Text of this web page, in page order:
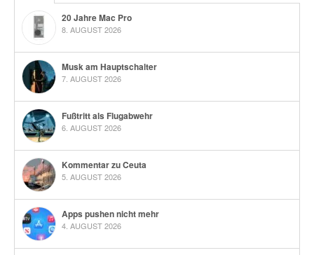
20 Jahre Mac Pro
8. AUGUST 2026
Musk am Hauptschalter
7. AUGUST 2026
Fußtritt als Flugabwehr
6. AUGUST 2026
Kommentar zu Ceuta
5. AUGUST 2026
Apps pushen nicht mehr
4. AUGUST 2026